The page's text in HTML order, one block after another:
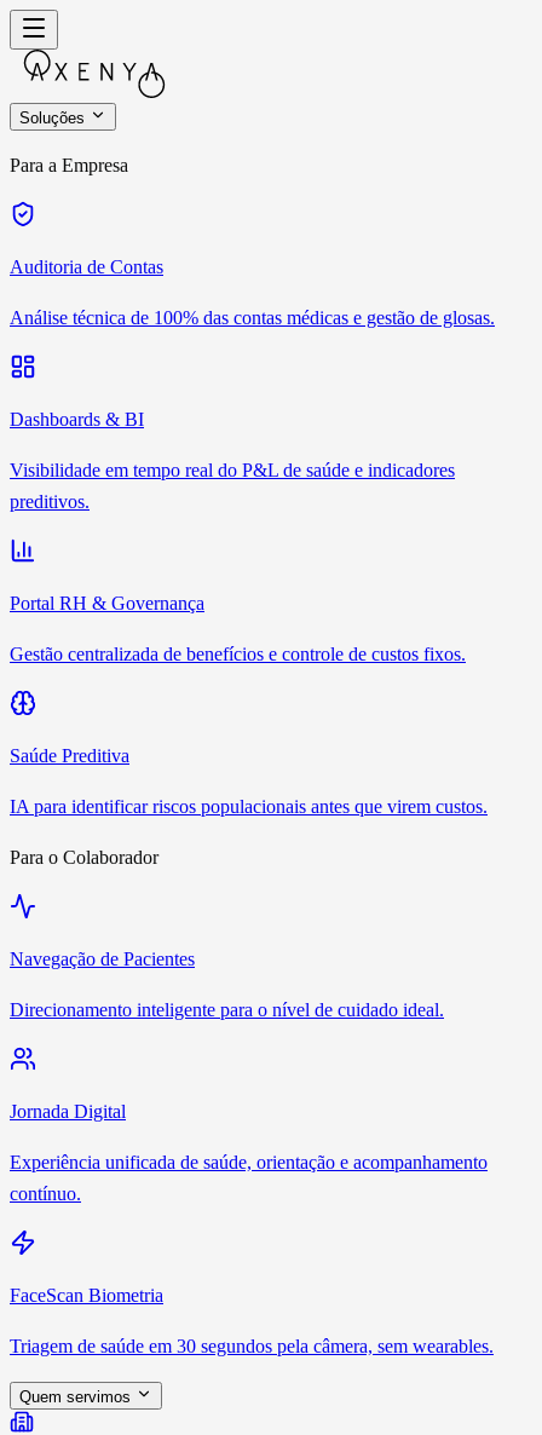
Soluções
Para a Empresa
Auditoria de Contas
Análise técnica de 100% das contas médicas e gestão de glosas.
Dashboards & BI
Visibilidade em tempo real do P&L de saúde e indicadores
preditivos.
Portal RH & Governança
Gestão centralizada de benefícios e controle de custos fixos.
Saúde Preditiva
IA para identificar riscos populacionais antes que virem custos.
Para o Colaborador
Navegação de Pacientes
Direcionamento inteligente para o nível de cuidado ideal.
Jornada Digital
Experiência unificada de saúde, orientação e acompanhamento
contínuo.
FaceScan Biometria
Triagem de saúde em 30 segundos pela câmera, sem wearables.
Quem servimos